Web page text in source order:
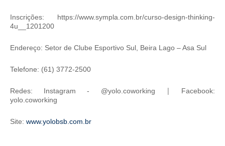
Inscrições: https://www.sympla.com.br/curso-design-thinking-
4u__1201200
Endereço: Setor de Clube Esportivo Sul, Beira Lago – Asa Sul
Telefone: (61) 3772-2500
Redes: Instagram - @yolo.coworking |
Facebook:
yolo.coworking
Site: www.yolobsb.com.br